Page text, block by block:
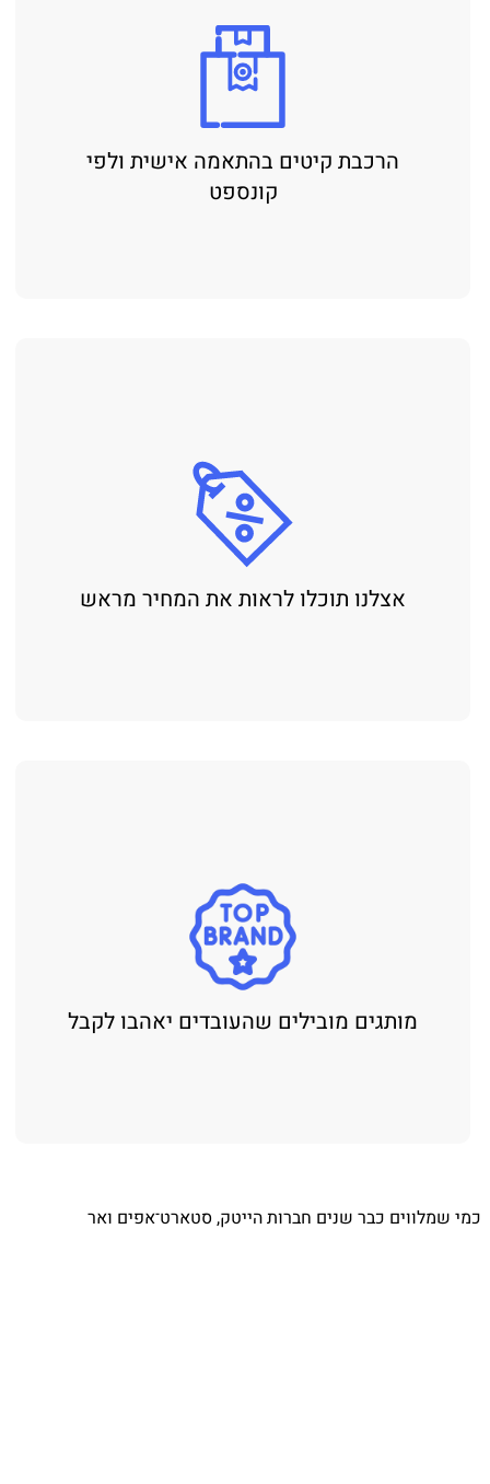
קיטים בהתאמה אישית ולפי
תוכלו לראות את המחיר מראש
מובילים שהעובדים יאהבו לקבל
שנים חברות הייטק, סטארט־אפים ואר